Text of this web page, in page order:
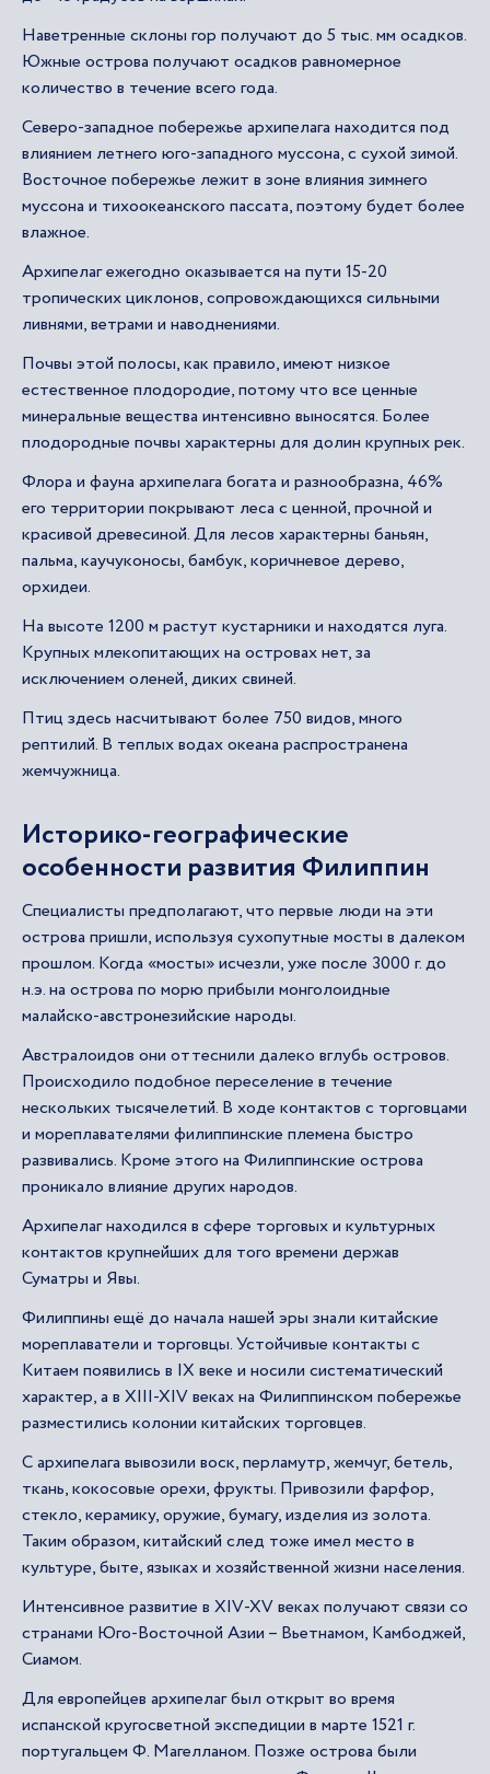
Наветренные склоны гор получают до 5 тыс. мм осадков.
Южные острова получают осадков равномерное
количество в течение всего года.
Северо-западное побережье архипелага находится под
влиянием летнего юго-западного муссона, с сухой зимой.
Восточное побережье лежит в зоне влияния зимнего
муссона и тихоокеанского пассата, поэтому будет более
влажное.
Архипелаг ежегодно оказывается на пути 15-20
тропических циклонов, сопровождающихся сильными
ливнями, ветрами и наводнениями.
Почвы этой полосы, как правило, имеют низкое
естественное плодородие, потому что все ценные
минеральные вещества интенсивно выносятся. Более
плодородные почвы характерны для долин крупных рек.
Флора и фауна архипелага богата и разнообразна, 46%
его территории покрывают леса с ценной, прочной и
красивой древесиной. Для лесов характерны баньян,
пальма, каучуконосы, бамбук, коричневое дерево,
орхидеи.
На высоте 1200 м растут кустарники и находятся луга.
Крупных млекопитающих на островах нет, за
исключением оленей, диких свиней.
Птиц здесь насчитывают более 750 видов, много
рептилий. В теплых водах океана распространена
жемчужница.
Историко-географические
особенности развития Филиппин
Специалисты предполагают, что первые люди на эти
острова пришли, используя сухопутные мосты в далеком
прошлом. Когда «мосты» исчезли, уже после 3000 г. до
н.э. на острова по морю прибыли монголоидные
малайско-австронезийские народы.
Австралоидов они оттеснили далеко вглубь островов.
Происходило подобное переселение в течение
нескольких тысячелетий. В ходе контактов с торговцами
и мореплавателями филиппинские племена быстро
развивались. Кроме этого на Филиппинские острова
проникало влияние других народов.
Архипелаг находился в сфере торговых и культурных
контактов крупнейших для того времени держав
Суматры и Явы.
Филиппины ещё до начала нашей эры знали китайские
мореплаватели и торговцы. Устойчивые контакты с
Китаем появились в IX веке и носили систематический
характер, а в XIII-XIV веках на Филиппинском побережье
разместились колонии китайских торговцев.
С архипелага вывозили воск, перламутр, жемчуг, бетель,
ткань, кокосовые орехи, фрукты. Привозили фарфор,
стекло, керамику, оружие, бумагу, изделия из золота.
Таким образом, китайский след тоже имел место в
культуре, быте, языках и хозяйственной жизни населения.
Интенсивное развитие в XIV-XV веках получают связи со
странами Юго-Восточной Азии – Вьетнамом, Камбоджей,
Сиамом.
Для европейцев архипелаг был открыт во время
испанской кругосветной экспедиции в марте 1521 г.
португальцем Ф. Магелланом. Позже острова были